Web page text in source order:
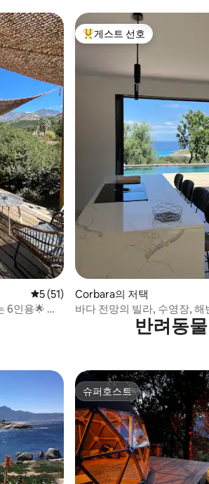
평점 5점(5점 만점), 후기 51개
5 (51)
6인용🌟 주
상위 게스트 선호
게스트 선호
Corbara의 저택
바다 전망의 빌라, 수영장, 해
반려동
슈퍼호스트
슈퍼호스트